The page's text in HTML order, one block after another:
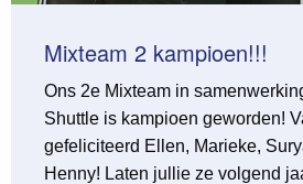
Mixteam 2 kampioen!!!
Ons 2e Mixteam in
Shuttle is kampioen geworden!
gefeliciteerd Ellen, Marieke,
Henny! Laten jullie ze volgend